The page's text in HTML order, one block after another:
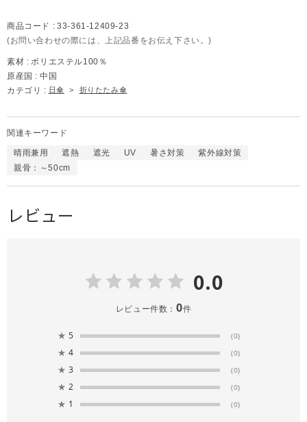
商品コード : 33-361-12409-23
(お問い合わせの際には、上記品番をお伝え下さい。)
素材 : ポリエステル100％
原産国 : 中国
カテゴリ : 日傘 > 折りたたみ傘
関連キーワード
晴雨兼用 遮熱 遮光 UV 暑さ対策
紫外線対策
親骨：～50cm
レビュー
0.0
レビュー件数： 0件
★ 5 (0)
★ 4 (0)
★ 3 (0)
★ 2 (0)
★ 1 (0)